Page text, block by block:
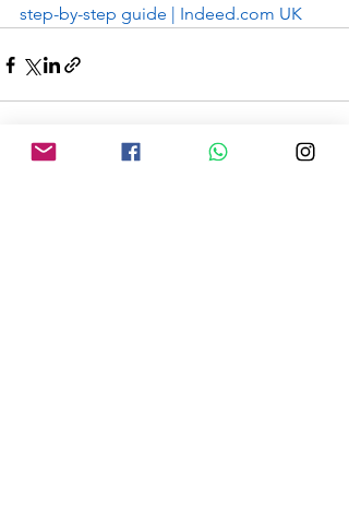
step-by-step guide | Indeed.com UK